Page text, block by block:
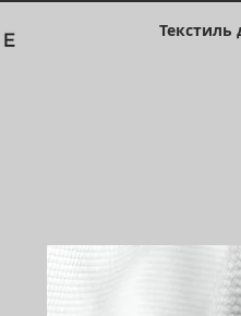
Текстиль